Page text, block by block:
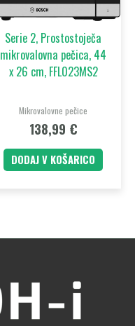
Serie 2, Prostostoječa
mikrovalovna pečica, 44
x 26 cm, FFL023MS2
Mikrovalovne pečice
138,99 €
DODAJ V KOŠARICO